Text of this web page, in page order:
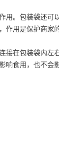
用。包装袋还
用是保护商家
接在包装袋内
响食用，也不